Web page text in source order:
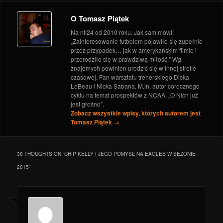
8 września 2015
DZIEŃ DOBRY FOOTBALL #261
O Tomasz Piątek
Na nfl24 od 2010 roku. Jak sam mówi:
„Zainteresowanie futbolem pojawiło się zupełnie
przez przypadek… jak w amerykańskim filmie i
przerodziło się w prawdziwą miłość." Wg
znajomych powinien urodzić się w innej strefie
czasowej. Fan warsztatu trenerskiego Dicka
LeBeau i Nicka Sabana. M.in. autor corocznego
cyklu na temat prospektów z NCAA: „O Nich już
jest głośno”.
Zobacz wszystkie wpisy, których autorem jest
Tomasz Piątek →
38 THOUGHTS ON “CHIP KELLY I JEGO POMYSŁ NA EAGLES W SEZONIE
2015”